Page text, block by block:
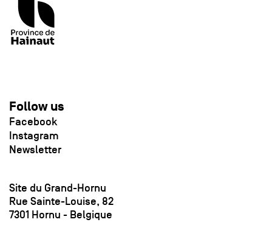
Follow us
Facebook
Instagram
Newsletter
Site du Grand-Hornu
Rue Sainte-Louise, 82
7301 Hornu - Belgique